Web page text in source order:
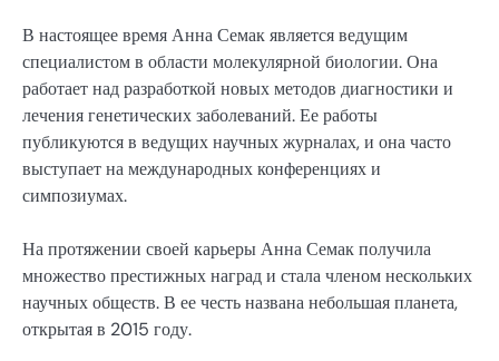
В настоящее время Анна Семак является ведущим
специалистом в области молекулярной биологии. Она
работает над разработкой новых методов диагностики и
лечения генетических заболеваний. Ее работы
публикуются в ведущих научных журналах, и она часто
выступает на международных конференциях и
симпозиумах.
На протяжении своей карьеры Анна Семак получила
множество престижных наград и стала членом нескольких
научных обществ. В ее честь названа небольшая планета,
открытая в 2015 году.